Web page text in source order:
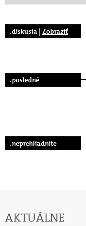
.diskusia | Zobraziť
.posledné
.neprehliadnite
AKTUÁLNE